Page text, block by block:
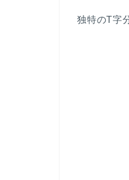
独特のT字